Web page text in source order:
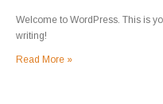
Welcome to WordPress. This is
writing!
Read More »